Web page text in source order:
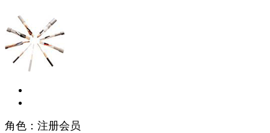
角色：注册会员